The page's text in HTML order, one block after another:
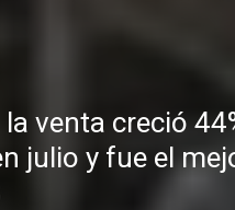
venta creció
julio y fue el